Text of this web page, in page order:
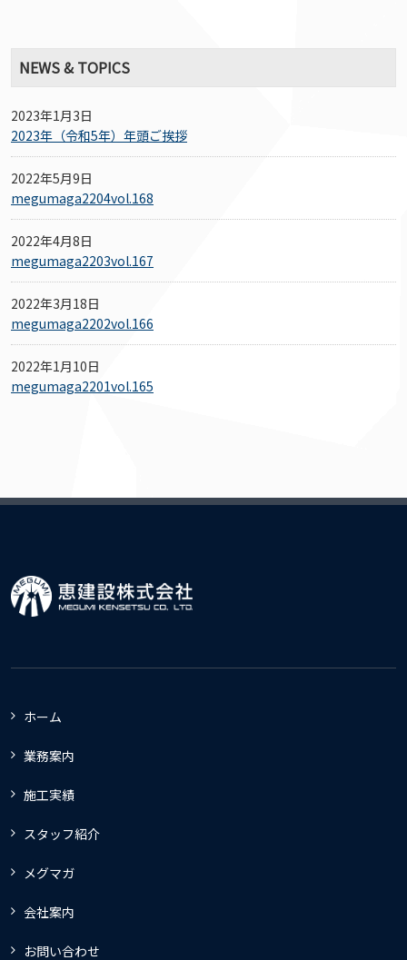
NEWS & TOPICS
2023年1月3日
2023年（令和5年）年頭ご挨拶
2022年5月9日
megumaga2204vol.168
2022年4月8日
megumaga2203vol.167
2022年3月18日
megumaga2202vol.166
2022年1月10日
megumaga2201vol.165
ホーム
業務案内
施工実績
スタッフ紹介
メグマガ
会社案内
お問い合わせ